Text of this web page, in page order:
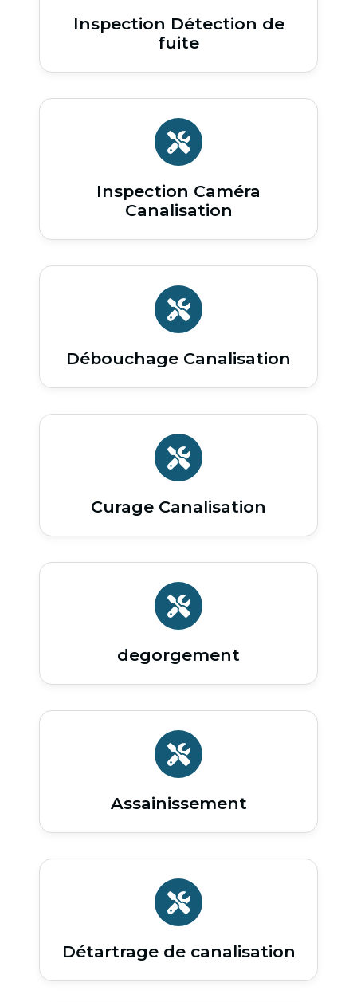
Inspection Détection de
fuite
Inspection Caméra
Canalisation
Débouchage Canalisation
Curage Canalisation
degorgement
Assainissement
Détartrage de canalisation